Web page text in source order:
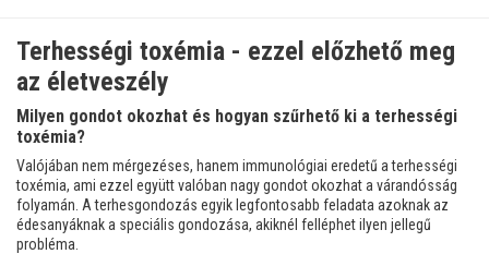
Terhességi toxémia - ezzel előzhető meg
az életveszély
Milyen gondot okozhat és hogyan szűrhető ki a terhességi
toxémia?
Valójában nem mérgezéses, hanem immunológiai eredetű a terhességi
toxémia, ami ezzel együtt valóban nagy gondot okozhat a várandósság
folyamán. A terhesgondozás egyik legfontosabb feladata azoknak az
édesanyáknak a speciális gondozása, akiknél felléphet ilyen jellegű
probléma.